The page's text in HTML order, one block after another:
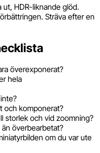
ut, HDR-liknande glöd.
Sträva efter en
överexponerat?
hela
och komponerat?
storlek och vid zoomning?
överbearbetat?
om du var ute